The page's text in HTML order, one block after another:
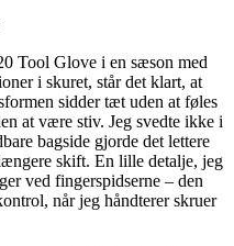
Tool Glove i en sæson med
i skuret, står det klart, at
sidder tæt uden at føles
at være stiv. Jeg svedte ikke i
bagside gjorde det lettere
skift. En lille detalje, jeg
ved fingerspidserne – den
når jeg håndterer skruer